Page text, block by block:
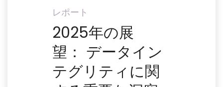
レポート
2025年の展
望： データイン
テグリティに関